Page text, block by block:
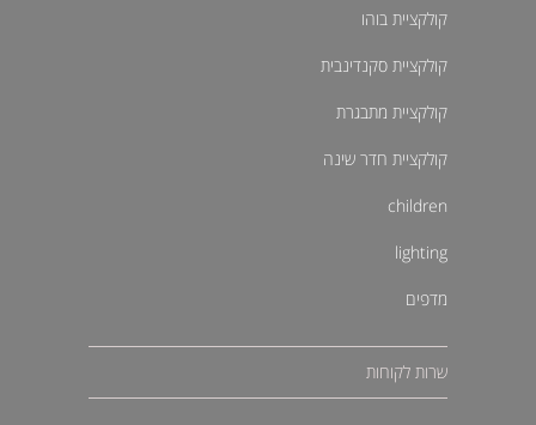
קולקציית בוהו
קולקציית סקנדינבית
קולקציית מתבגרת
קולקציית חדר שינה
children
lighting
מדפים
שרות לקוחות